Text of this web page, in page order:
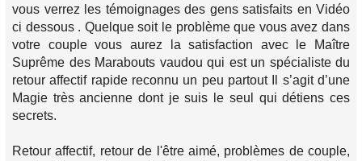
vous verrez les témoignages des gens satisfaits en Vidéo
ci dessous . Quelque soit le problème que vous avez dans
votre couple vous aurez la satisfaction avec le Maître
Suprême des Marabouts vaudou qui est un spécialiste du
retour affectif rapide reconnu un peu partout Il s’agit d’une
Magie très ancienne dont je suis le seul qui détiens ces
secrets.
Retour affectif, retour de l'être aimé, problèmes de couple,